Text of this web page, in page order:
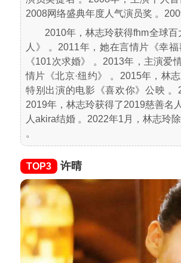
2008网络盛典年度人气演员奖 。
2010年，林志玲获得fhm全球
人》 。2011年，她在言情片《幸
《101次求婚》 。2013年，主演爱
情片《北京·纽约》 。2015年，林
特别出演的电影《喜欢你》公映 。
2019年，林志玲获得了2019慈善名
人akira结婚 。2022年1月，林志玲
。
TOP3 许晴